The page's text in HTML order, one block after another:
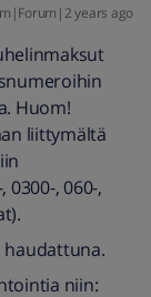
years ago
Huom!
liittymältä
, 060-,
haudattuna.
niin: